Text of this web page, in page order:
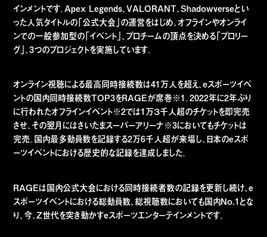
インメントです。Apex Legends、VALORANT、Shadowverseとい
った人気タイトルの「公式大会」の運営をはじめ、オフラインやオンライ
ンでの一般参加型の「イベント」、プロチームの頂点を決める「プロリー
グ」、3つのプロジェクトを実施しています。
オンライン視聴による最高同時接続数は41万人を超え、eスポーツイベ
ントの国内同時接続数TOP3をRAGEが席巻※1。2022年に2年ぶり
に行われたオフラインイベント※2では1万３千人超のチケットを即完売
させ、その翌月にはさいたまスーパーアリーナ※3においてもチケットは
完売。国内最多動員数を記録する2万6千人超が来場し、日本のeスポ
ーツイベントにおける歴史的な記録を達成しました。
RAGEは国内公式大会における同時接続者数の記録を更新し続け、e
スポーツイベントにおける総動員数、総視聴数においても国内No.1とな
り、今、Z世代を突き動かすeスポーツエンターテインメントです。